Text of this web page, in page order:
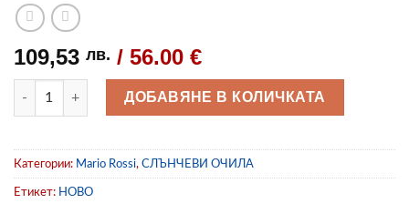
109,53 лв. / 56.00 €
количество за Слънчеви очила Mario Rossi MS01-570_18PZ
ДОБАВЯНЕ В КОЛИЧКАТА
Категории: Mario Rossi, СЛЪНЧЕВИ ОЧИЛА
Етикет: НОВО